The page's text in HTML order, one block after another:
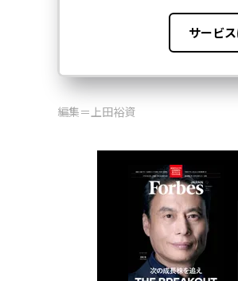
編集＝上田裕資